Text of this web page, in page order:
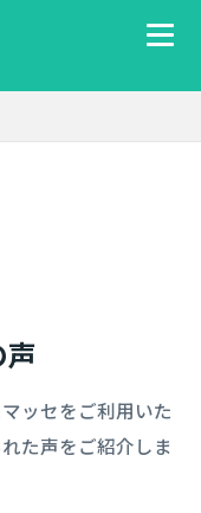
ッセをご利用いた
た声をご紹介しま